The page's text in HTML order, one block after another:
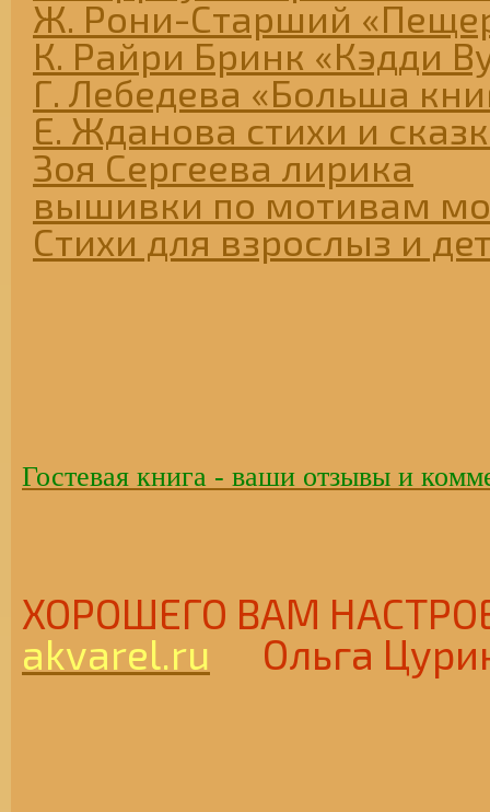
Ж. Рони-Старший
К. Райри Бринк «Кэдди
Г. Лебедева «Больша
Е. Жданова стихи и
Зоя Сергеева лирика
вышивки по мотивам
Стихи для взрослыз и
Гостевая книга - ваши отзывы и
ХОРОШЕГО ВАМ
akvarel.ru
Ольга